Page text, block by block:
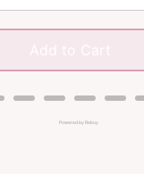
Powered by Rebuy